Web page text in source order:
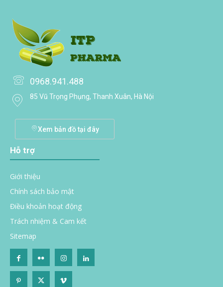
0968.941.488
85 Vũ Trọng Phụng, Thanh Xuân, Hà Nội
Xem bản đồ tại đây
Hỗ trợ
Giới thiệu
Chính sách bảo mật
Điều khoản hoạt động
Trách nhiệm & Cam kết
Sitemap